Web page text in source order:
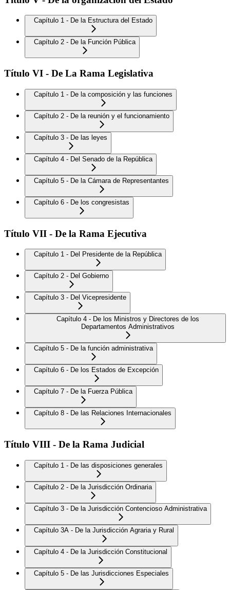
Capítulo 1 - De la Estructura del Estado
Capítulo 2 - De la Función Pública
Título VI - De La Rama Legislativa
Capítulo 1 - De la composición y las funciones
Capítulo 2 - De la reunión y el funcionamiento
Capítulo 3 - De las leyes
Capítulo 4 - Del Senado de la República
Capítulo 5 - De la Cámara de Representantes
Capítulo 6 - De los congresistas
Título VII - De la Rama Ejecutiva
Capítulo 1 - Del Presidente de la República
Capítulo 2 - Del Gobierno
Capítulo 3 - Del Vicepresidente
Capítulo 4 - De los Ministros y Directores de los
Departamentos Administrativos
Capítulo 5 - De la función administrativa
Capítulo 6 - De los Estados de Excepción
Capítulo 7 - De la Fuerza Pública
Capítulo 8 - De las Relaciones Internacionales
Título VIII - De la Rama Judicial
Capítulo 1 - De las disposiciones generales
Capítulo 2 - De la Jurisdicción Ordinaria
Capítulo 3 - De la Jurisdicción Contencioso Administrativa
Capítulo 3A - De la Jurisdicción Agraria y Rural
Capítulo 4 - De la Jurisdicción Constitucional
Capítulo 5 - De las Jurisdicciones Especiales